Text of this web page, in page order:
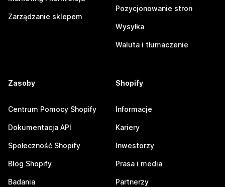
Zarządzanie sklepem
Pozycjonowanie stron
Wysyłka
Waluta i tłumaczenie
Zasoby
Centrum Pomocy Shopify
Dokumentacja API
Społeczność Shopify
Blog Shopify
Badania
Shopify
Informacje
Kariery
Inwestorzy
Prasa i media
Partnerzy